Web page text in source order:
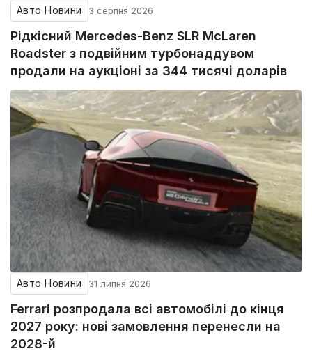
Авто Новини 3 серпня 2026
Рідкісний Mercedes-Benz SLR McLaren
Roadster з подвійним турбонаддувом
продали на аукціоні за 344 тисячі доларів
Авто Новини 31 липня 2026
Ferrari розпродала всі автомобілі до кінця
2027 року: нові замовлення перенесли на
2028-й